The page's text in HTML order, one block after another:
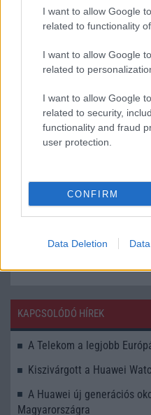
I want to allow Google
related to functionality
I want to allow Google
related to
I want to allow Google
related to security,
functionality and fraud
user protection.
CONFIRM
Data Deletion
Az Android
funkció,
2026.06.14|
Sok felhasználó külön
amelyek maguktól
Ez a rejtett
2026.07.12|
Az Edge Panel az egyik
jelentősen felgyorsítja a
KAPCSOLÓDÓ HÍREK
A Telekom a legjobb
Kiszivárgott a Huawei
A Huawei új generációs
Magyarországra